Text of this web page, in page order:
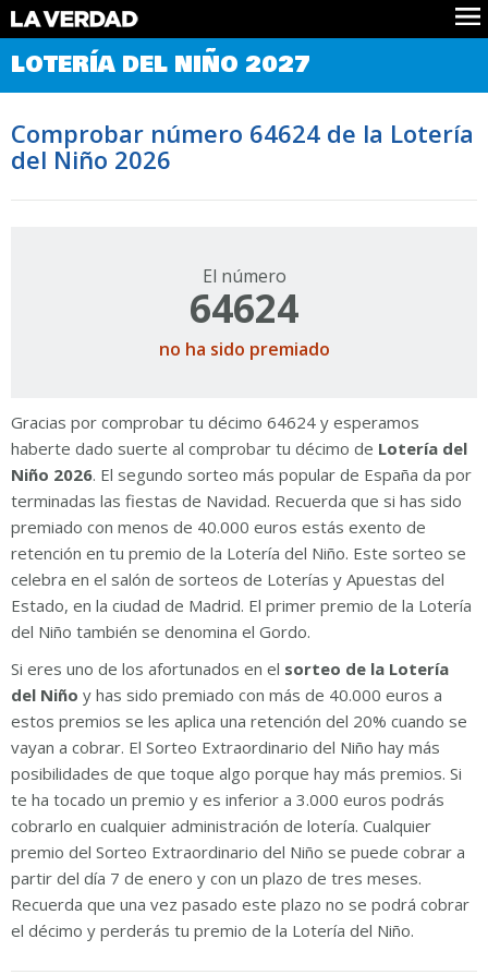
Comprobar Loteria del Niño
Premios
Noticias
Datos
Historia
LOTERÍA DEL NIÑO 2027
Comprobar número 64624 de la Lotería
del Niño 2026
El número
64624
no ha sido premiado
Gracias por comprobar tu décimo 64624 y esperamos
haberte dado suerte al comprobar tu décimo de Lotería del
Niño 2026. El segundo sorteo más popular de España da por
terminadas las fiestas de Navidad. Recuerda que si has sido
premiado con menos de 40.000 euros estás exento de
retención en tu premio de la Lotería del Niño. Este sorteo se
celebra en el salón de sorteos de Loterías y Apuestas del
Estado, en la ciudad de Madrid. El primer premio de la Lotería
del Niño también se denomina el Gordo.
Si eres uno de los afortunados en el sorteo de la Lotería
del Niño y has sido premiado con más de 40.000 euros a
estos premios se les aplica una retención del 20% cuando se
vayan a cobrar. El Sorteo Extraordinario del Niño hay más
posibilidades de que toque algo porque hay más premios. Si
te ha tocado un premio y es inferior a 3.000 euros podrás
cobrarlo en cualquier administración de lotería. Cualquier
premio del Sorteo Extraordinario del Niño se puede cobrar a
partir del día 7 de enero y con un plazo de tres meses.
Recuerda que una vez pasado este plazo no se podrá cobrar
el décimo y perderás tu premio de la Lotería del Niño.